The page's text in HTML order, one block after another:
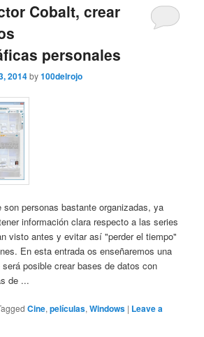
Cobalt, crear
personales
2014by100delrojo
son personas bastante organizadas, ya
información clara respecto a las series
visto antes y evitar así "perder el tiempo"
En esta entrada os enseñaremos una
posible crear bases de datos con
de ...
Cine,películas,Windows | Leave a